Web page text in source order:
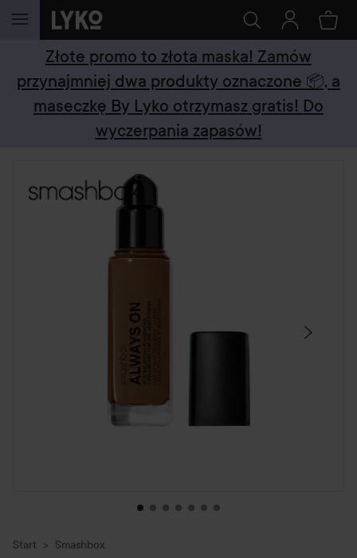
PRZEJDŹ DO TREŚCI
Złote promo to złota maska! Zamów
przynajmniej dwa produkty oznaczone 📦, a
maseczkę By Lyko otrzymasz gratis! Do
wyczerpania zapasów!
POMIŃ SEKCJĘ
Start Smashbox